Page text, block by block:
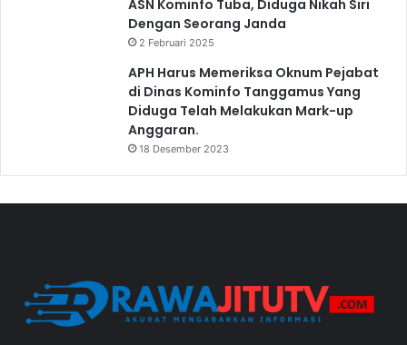
ASN Kominfo Tuba, Diduga Nikah Siri
Dengan Seorang Janda
2 Februari 2025
APH Harus Memeriksa Oknum Pejabat
di Dinas Kominfo Tanggamus Yang
Diduga Telah Melakukan Mark-up
Anggaran.
18 Desember 2023